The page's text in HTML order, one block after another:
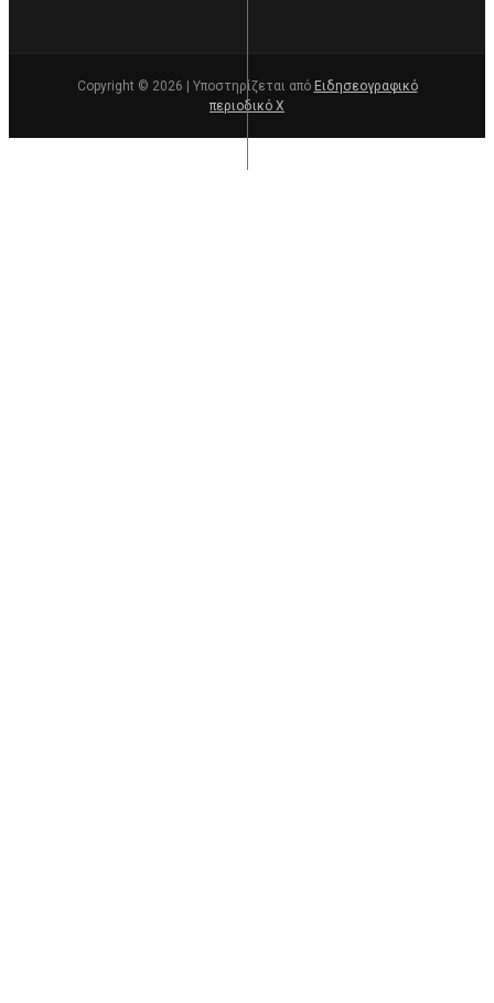
Copyright © 2026 | Υποστηρίζεται από Ειδησεογραφικό
περιοδικό Χ